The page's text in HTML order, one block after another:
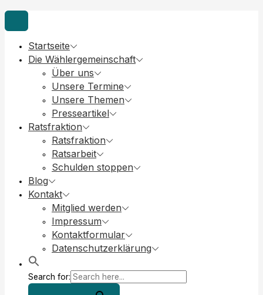
Startseite
Die Wählergemeinschaft
Über uns
Unsere Termine
Unsere Themen
Presseartikel
Ratsfraktion
Ratsfraktion
Ratsarbeit
Schulden stoppen
Blog
Kontakt
Mitglied werden
Impressum
Kontaktformular
Datenschutzerklärung
Search for: